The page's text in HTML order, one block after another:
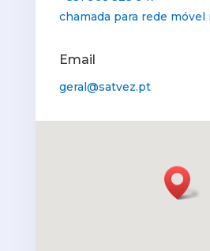
chamada para rede móvel
Email
geral@satvez.pt